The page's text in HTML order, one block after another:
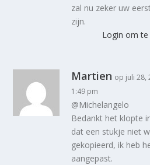
zal nu zeker uw
zijn.
Login om te
Martien op juli 28,
1:49 pm
@Michelangelo
Bedankt het klopte
dat een stukje niet
gekopieerd, ik heb
aangepast.